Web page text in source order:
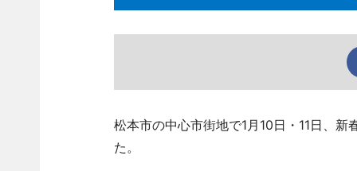
松本市の中心市街地で1月10日・11日、
た。